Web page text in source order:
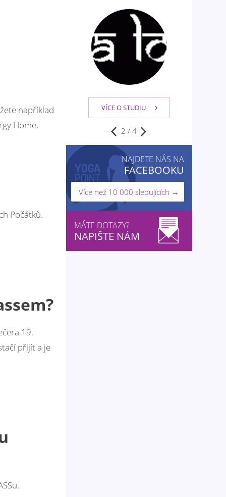
například
Home,
Počátků.
19.
přijít a je
VÍCE O STUDIU
2 / 4
NAJDETE NÁS NA
FACEBOOKU
Více než 10 000 sledujících →
MÁTE DOTAZY?
NAPIŠTE NÁM